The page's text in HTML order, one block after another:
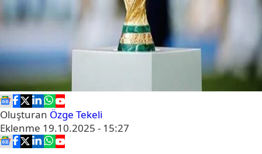
Oluşturan Özge Tekeli
Eklenme 19.10.2025 - 15:27